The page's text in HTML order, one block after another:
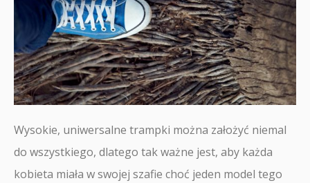
Wysokie, uniwersalne trampki można założyć niemal
do wszystkiego, dlatego tak ważne jest, aby każda
kobieta miała w swojej szafie choć jeden model tego